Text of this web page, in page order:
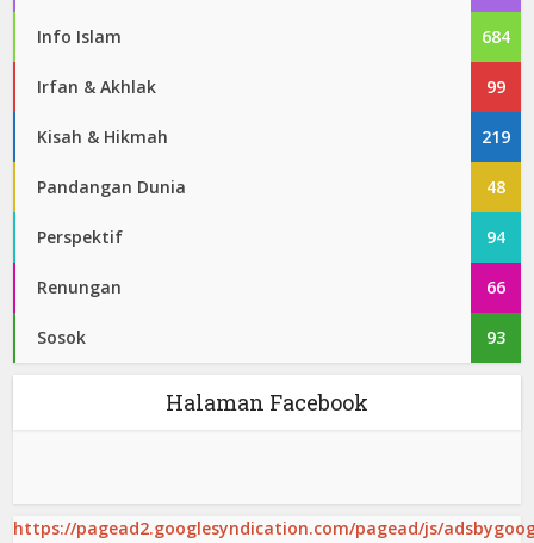
Info Islam 684
Irfan & Akhlak 99
Kisah & Hikmah 219
Pandangan Dunia 48
Perspektif 94
Renungan 66
Sosok 93
Halaman Facebook
https://pagead2.googlesyndication.com/pagead/js/